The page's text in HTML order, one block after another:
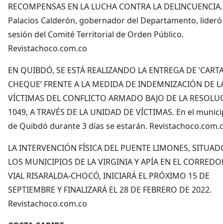
RECOMPENSAS EN LA LUCHA CONTRA LA
Palacios Calderón, gobernador del Departamento,
sesión del Comité Territorial de Orden Público.
Revistachoco.com.co
EN QUIBDÓ, SE ESTÁ REALIZANDO LA ENTREGA DE
CHEQUE’ FRENTE A LA MEDIDA DE INDEMNIZACIÓN DE
VÍCTIMAS DEL CONFLICTO ARMADO BAJO DE LA
1049, A TRAVÉS DE LA UNIDAD DE VÍCTIMAS. En el
de Quibdó durante 3 días se estarán.
LA INTERVENCIÓN FÍSICA DEL PUENTE LIMONES,
LOS MUNICIPIOS DE LA VIRGINIA Y APÍA EN EL
VIAL RISARALDA-CHOCÓ, INICIARÁ EL PRÓXIMO 15 DE
SEPTIEMBRE Y FINALIZARÁ EL 28 DE FEBRERO DE 2022.
Revistachoco.com.co